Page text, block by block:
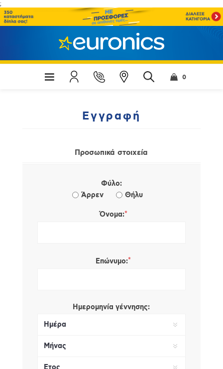
;
0
Εγγραφή
Προσωπικά στοιχεία
Φύλο:
Άρρεν
Θήλυ
Όνομα:*
Επώνυμο:*
Ημερομηνία γέννησης: